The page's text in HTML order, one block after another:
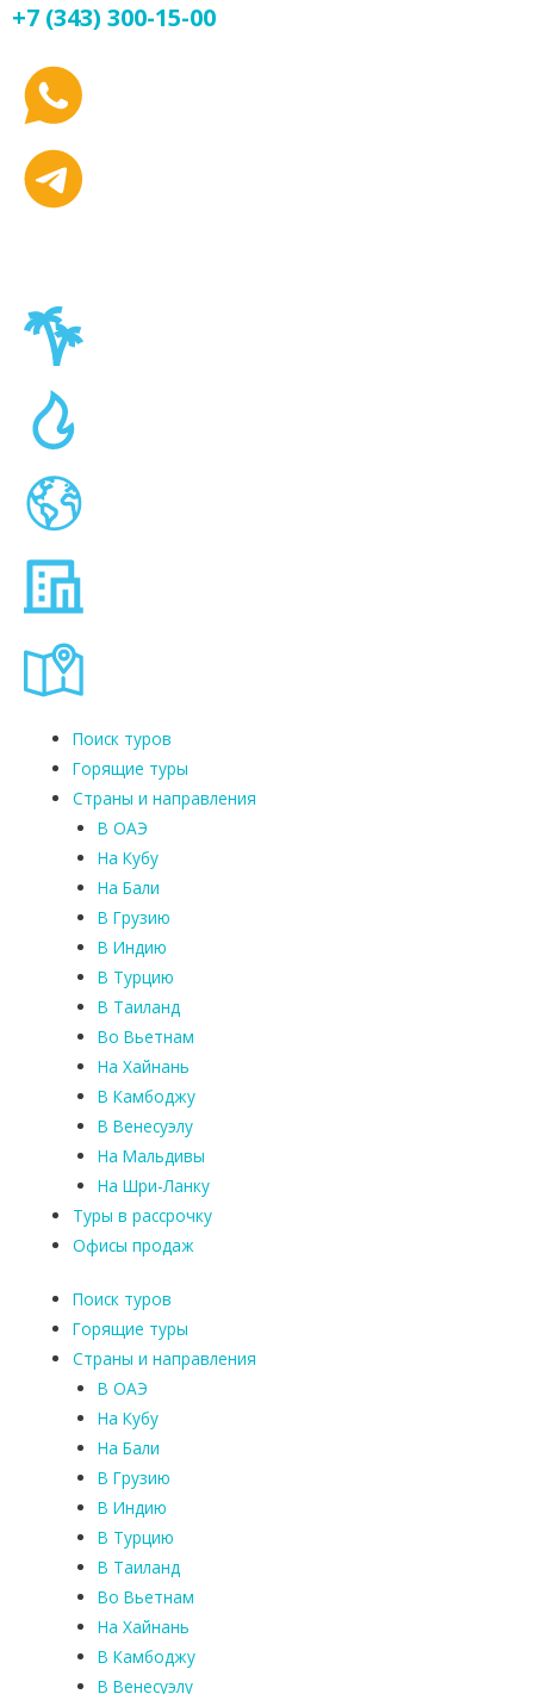
+7 (343) 300-15-00
Поиск туров
Горящие туры
Страны и направления
В ОАЭ
На Кубу
На Бали
В Грузию
В Индию
В Турцию
В Таиланд
Во Вьетнам
На Хайнань
В Камбоджу
В Венесуэлу
На Мальдивы
На Шри-Ланку
Туры в рассрочку
Офисы продаж
Поиск туров
Горящие туры
Страны и направления
В ОАЭ
На Кубу
На Бали
В Грузию
В Индию
В Турцию
В Таиланд
Во Вьетнам
На Хайнань
В Камбоджу
В Венесуэлу